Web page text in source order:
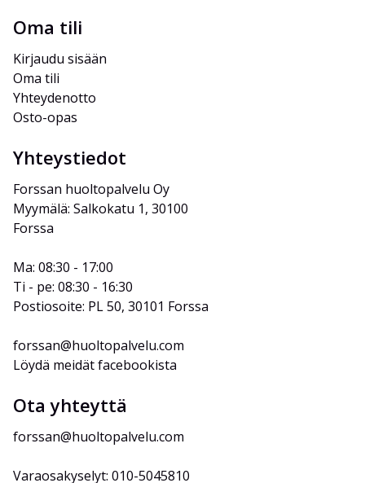
Oma tili
Kirjaudu sisään
Oma tili
Yhteydenotto
Osto-opas
Yhteystiedot
Forssan huoltopalvelu Oy
Myymälä: Salkokatu 1, 30100
Forssa
Ma: 08:30 - 17:00
Ti - pe: 08:30 - 16:30
Postiosoite: PL 50, 30101 Forssa
forssan@huoltopalvelu.com
Löydä meidät facebookista
Ota yhteyttä
forssan@huoltopalvelu.com
Varaosakyselyt: 010-5045810